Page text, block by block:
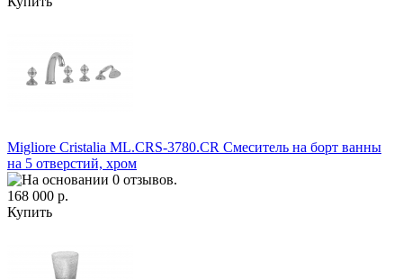
Migliore Cristalia ML.CRS-3780.CR Смеситель на борт ванны
на 5 отверстий, хром
168 000 р.
Купить